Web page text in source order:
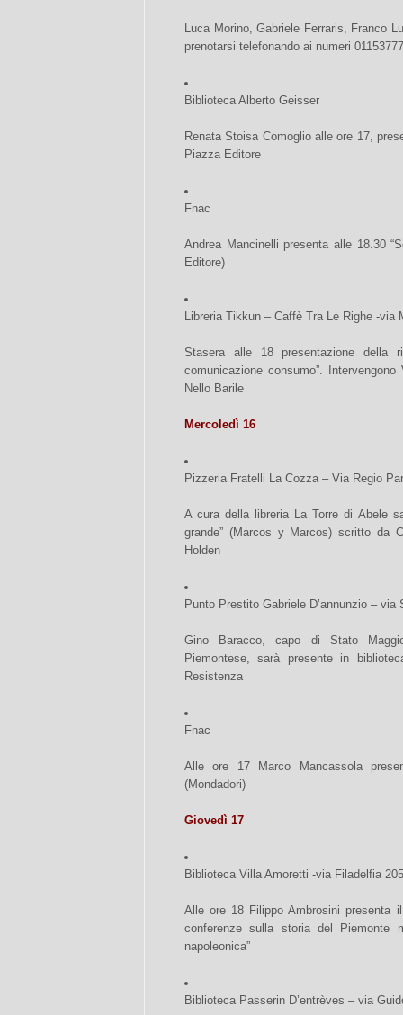
Luca Morino, Gabriele Ferraris, Franco
prenotarsi telefonando ai numeri
Biblioteca Alberto Geisser
Renata Stoisa Comoglio alle ore 17,
Piazza Editore
Fnac
Andrea Mancinelli presenta alle 18.30
Editore)
Libreria Tikkun – Caffè Tra Le Righe -via
Stasera alle 18 presentazione della
comunicazione consumo”.
Nello Barile
Mercoledì 16
Pizzeria Fratelli La Cozza – Via Regio
A cura della libreria La Torre di Abele
grande” (Marcos y Marcos) scritto da
Holden
Punto Prestito Gabriele D’annunzio – via
Gino Baracco, capo di Stato
Piemontese, sarà presente in
Resistenza
Fnac
Alle ore 17 Marco Mancassola
(Mondadori)
Giovedì 17
Biblioteca Villa Amoretti -via Filadelfia 205
Alle ore 18 Filippo Ambrosini presenta
conferenze sulla storia del Piemonte
napoleonica”
Biblioteca Passerin D’entrèves – via